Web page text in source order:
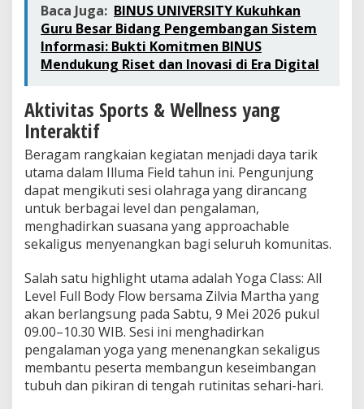
Baca Juga: BINUS UNIVERSITY Kukuhkan
Guru Besar Bidang Pengembangan Sistem
Informasi: Bukti Komitmen BINUS
Mendukung Riset dan Inovasi di Era Digital
Aktivitas Sports & Wellness yang
Interaktif
Beragam rangkaian kegiatan menjadi daya tarik
utama dalam Illuma Field tahun ini. Pengunjung
dapat mengikuti sesi olahraga yang dirancang
untuk berbagai level dan pengalaman,
menghadirkan suasana yang approachable
sekaligus menyenangkan bagi seluruh komunitas.
Salah satu highlight utama adalah Yoga Class: All
Level Full Body Flow bersama Zilvia Martha yang
akan berlangsung pada Sabtu, 9 Mei 2026 pukul
09.00–10.30 WIB. Sesi ini menghadirkan
pengalaman yoga yang menenangkan sekaligus
membantu peserta membangun keseimbangan
tubuh dan pikiran di tengah rutinitas sehari-hari.